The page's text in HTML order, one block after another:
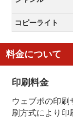
コピーライト
料金について
印刷料金
ウェブポの印刷
刷方式により印